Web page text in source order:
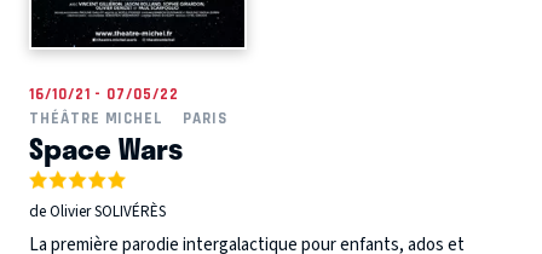
16/10/21 - 07/05/22
THÉÂTRE MICHEL
PARIS
Space Wars
de Olivier SOLIVÉRÈS
La première parodie intergalactique pour enfants, ados et